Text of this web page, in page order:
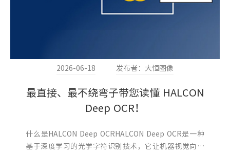
2026-06-18 发布者：大恒图像
最直接、最不绕弯子带您读懂 HALCON
Deep OCR！
什么是HALCON Deep OCRHALCON Deep OCR是一种
基于深度学习的光学字符识别技术，它让机器视觉向人